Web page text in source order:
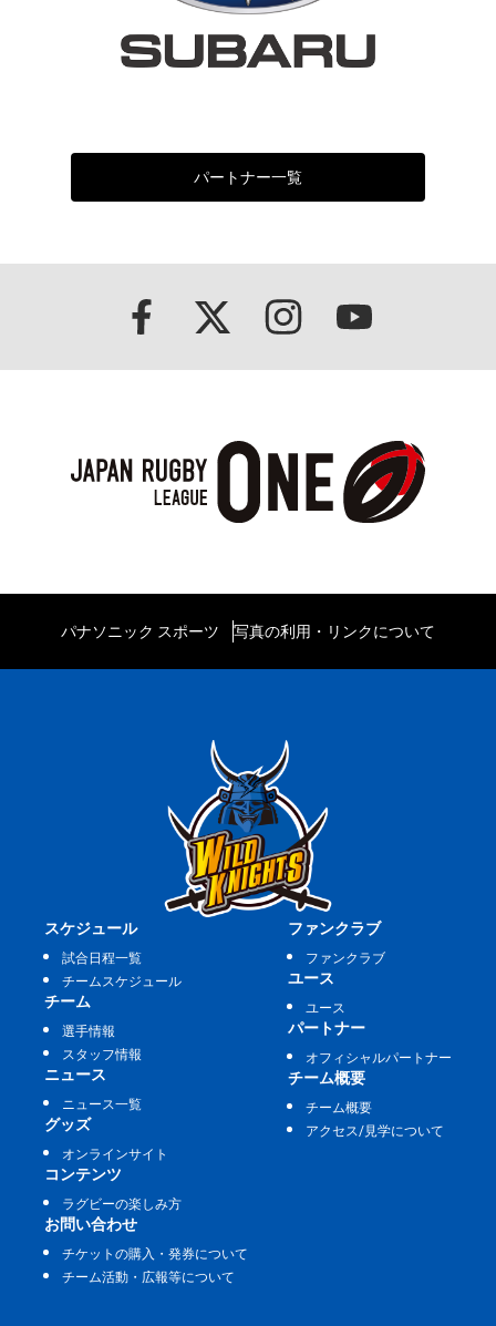
パートナー一覧
パナソニック スポーツ 写真の利用・リンクについて
スケジュール
試合日程一覧
チームスケジュール
チーム
選手情報
スタッフ情報
ニュース
ニュース一覧
グッズ
オンラインサイト
ファンクラブ
ファンクラブ
ユース
ユース
パートナー
オフィシャルパートナー
チーム概要
チーム概要
アクセス/見学について
コンテンツ
ラグビーの楽しみ方
お問い合わせ
チケットの購入・発券について
チーム活動・広報等について